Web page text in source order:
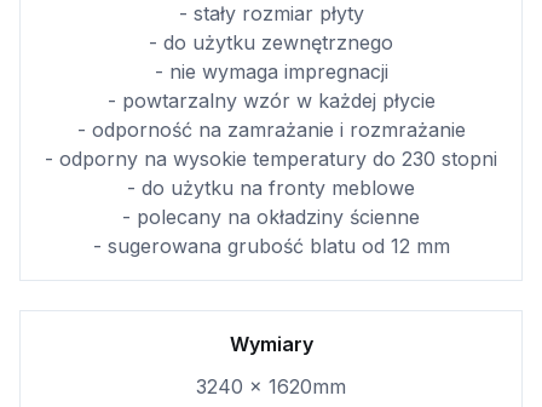
- stały rozmiar płyty
- do użytku zewnętrznego
- nie wymaga impregnacji
- powtarzalny wzór w każdej płycie
- odporność na zamrażanie i rozmrażanie
- odporny na wysokie temperatury do 230 stopni
- do użytku na fronty meblowe
- polecany na okładziny ścienne
- sugerowana grubość blatu od 12 mm
Wymiary
3240 x 1620mm